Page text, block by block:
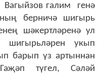
галим генә
берничә шигырь
шәкертләренә ул
шигырьләрен укып
барып үз артыннан
түгел, Сәләй